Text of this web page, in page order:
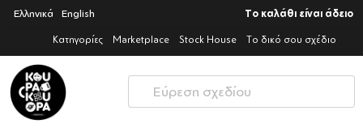
Ελληνικά English Το καλάθι είναι άδειο
Κατηγορίες Marketplace Stock House Το δικό σου σχέδιο